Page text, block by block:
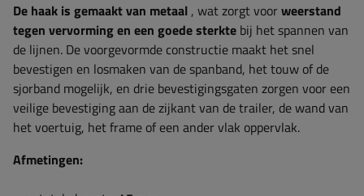
De haak is gemaakt van metaal , wat zorgt voorweerstand
tegen vervorming en een goede sterkte bij het spannen van
de lijnen. De voorgevormde constructie maakt het snel
bevestigen en losmaken van de spanband, het touw of de
sjorband mogelijk, en drie bevestigingsgaten zorgen voor een
veilige bevestiging aan de zijkant van de trailer, de wand van
het voertuig, het frame of een ander vlak oppervlak.
Afmetingen: